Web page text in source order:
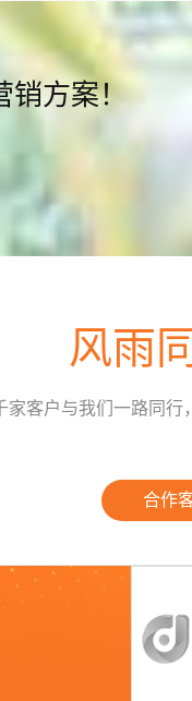
销方案！
风雨
家客户与我们一路同行
合作